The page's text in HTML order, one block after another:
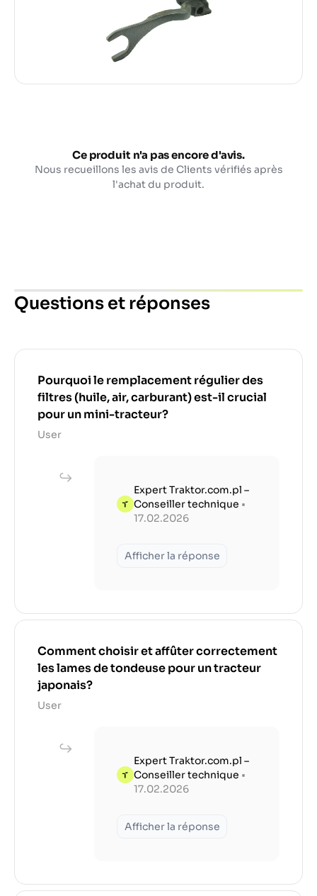
Ce produit n'a pas encore d'avis.
Nous recueillons les avis de Clients vérifiés après
l'achat du produit.
Questions et réponses
Pourquoi le remplacement régulier des
filtres (huile, air, carburant) est-il crucial
pour un mini-tracteur?
User
Expert Traktor.com.pl –
Conseiller technique •
17.02.2026
Afficher la réponse
Comment choisir et affûter correctement
les lames de tondeuse pour un tracteur
japonais?
User
Expert Traktor.com.pl –
Conseiller technique •
17.02.2026
Afficher la réponse